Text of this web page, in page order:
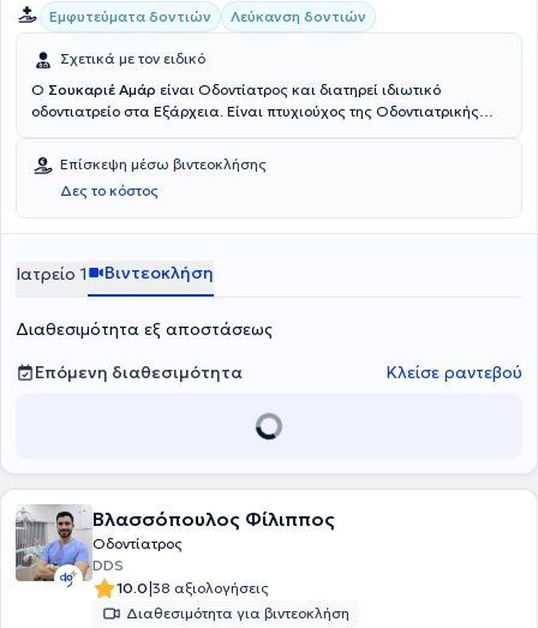
Εμφυτεύματα δοντιών Λεύκανση δοντιών
Σχετικά με τον ειδικό
Ο Σουκαριέ Αμάρ είναι Οδοντίατρος και διατηρεί ιδιωτικό
οδοντιατρείο στα Εξάρχεια. Είναι πτυχιούχος της Οδοντιατρικής
(ΕΚΠΑ) και διαθέτει πολυετή εμπειρία. Στο οδοντιατρείο του
παρέχονται οδοντιατρικές υπηρεσίες υψηλής ποιότητας σε ένα
σύγχρονο και ευχάριστο περιβάλλον.
Επίσκεψη μέσω βιντεοκλήσης
Δες το κόστος
Ιατρείο 1 Βιντεοκλήση
Διαθεσιμότητα εξ αποστάσεως
Επόμενη διαθεσιμότητα
Κλείσε ραντεβού
Βλασσόπουλος Φίλιππος
Οδοντίατρος
DDS
10.0|38 αξιολογήσεις
Διαθεσιμότητα για βιντεοκλήση